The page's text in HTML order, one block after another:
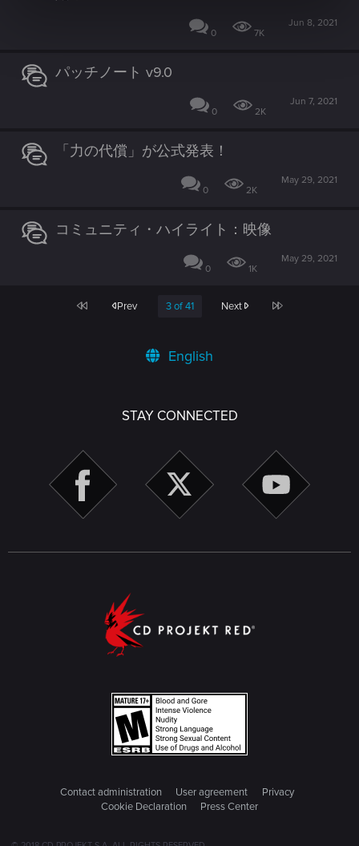
0 7K
Jun 8, 2021
パッチノート v9.0
0 2K
Jun 7, 2021
「力の代償」が公式発表！
0 2K
May 29, 2021
コミュニティ・ハイライト：映像
0 1K
May 29, 2021
First Prev 3 of 41 Next Last
English
STAY CONNECTED
Contact administration User agreement
Privacy
Cookie Declaration
Press Center